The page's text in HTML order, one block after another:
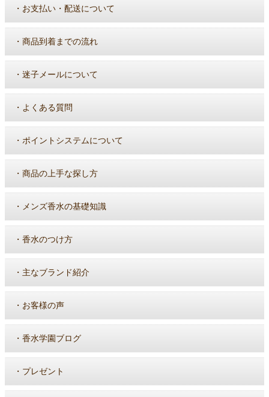
・ お支払い・配送について
・ 商品到着までの流れ
・ 迷子メールについて
・ よくある質問
・ ポイントシステムについて
・ 商品の上手な探し方
・ メンズ香水の基礎知識
・ 香水のつけ方
・ 主なブランド紹介
・ お客様の声
・ 香水学園ブログ
・ プレゼント